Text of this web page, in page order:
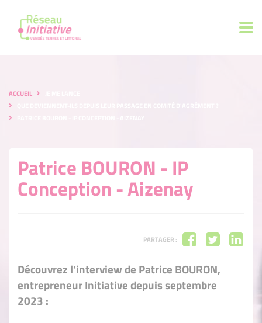
ACCUEIL
Patrice BOURON - IP
Conception - Aizenay
PARTAGER :
Découvrez l'interview de Patrice BOURON,
entrepreneur Initiative depuis septembre
2023 :